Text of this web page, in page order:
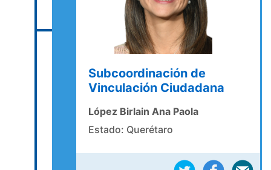
Subcoordinación de
Vinculación Ciudadana
López Birlain Ana Paola
Estado: Querétaro